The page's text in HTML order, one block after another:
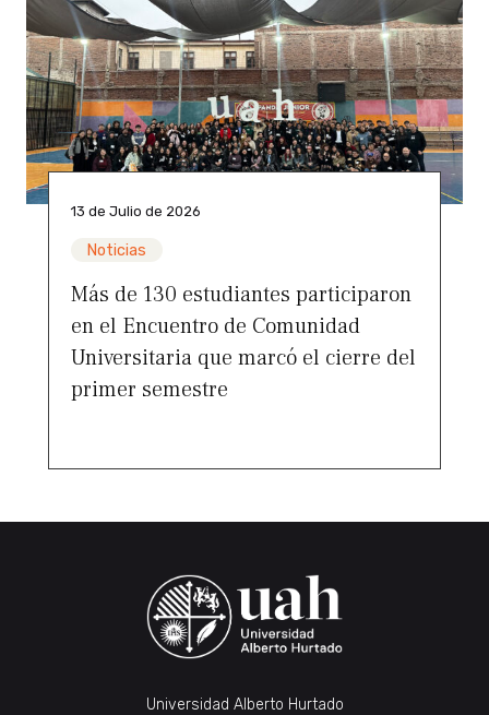
13 de Julio de 2026
Noticias
Más de 130 estudiantes participaron
en el Encuentro de Comunidad
Universitaria que marcó el cierre del
primer semestre
Universidad Alberto Hurtado